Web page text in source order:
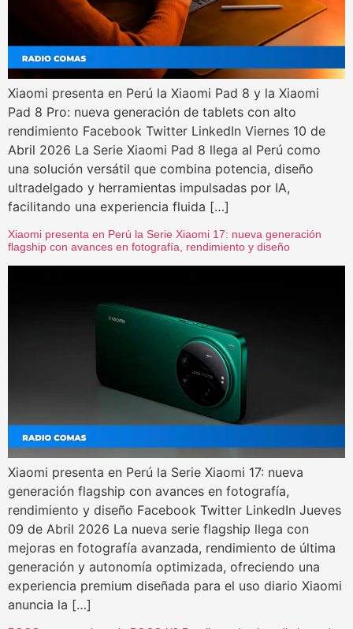
Xiaomi presenta en Perú la Xiaomi Pad 8 y la Xiaomi
Pad 8 Pro: nueva generación de tablets con alto
rendimiento Facebook Twitter LinkedIn Viernes 10 de
Abril 2026 La Serie Xiaomi Pad 8 llega al Perú como
una solución versátil que combina potencia, diseño
ultradelgado y herramientas impulsadas por IA,
facilitando una experiencia fluida […]
Xiaomi presenta en Perú la Serie Xiaomi 17: nueva generación
flagship con avances en fotografía, rendimiento y diseño
Xiaomi presenta en Perú la Serie Xiaomi 17: nueva
generación flagship con avances en fotografía,
rendimiento y diseño Facebook Twitter LinkedIn Jueves
09 de Abril 2026 La nueva serie flagship llega con
mejoras en fotografía avanzada, rendimiento de última
generación y autonomía optimizada, ofreciendo una
experiencia premium diseñada para el uso diario Xiaomi
anuncia la […]